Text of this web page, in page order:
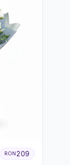
RON209